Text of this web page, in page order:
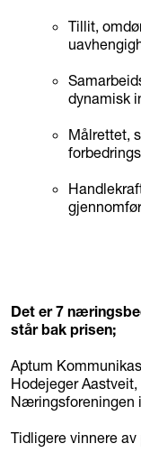
Tillit,
dynamisk
Målrettet,
Det er 7
står bak prisen;
Aptum
Hodejeger
Næringsforeningen
Tidligere vinnere av